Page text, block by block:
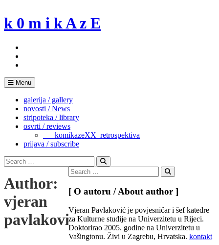
to
content
k 0 m i k A z E
Menu
galerija / gallery
novosti / News
stripoteka / library
osvrti / reviews
___komikazeXX_retrospektiva
prijava / subscribe
Search
for:
Search
Author:
vjeran
pavlaković
Search
for:
Search
[ O autoru / About author ]
Vjeran Pavlaković je povjesničar i šef katedre
za Kulturne studije na Univerzitetu u Rijeci.
Doktorirao 2005. godine na Univerzitetu u
Vašingtonu. Živi u Zagrebu, Hrvatska. kontakt